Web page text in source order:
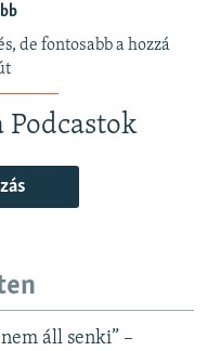
de fontosabb a hozzá
Podcastok
áll senki” –